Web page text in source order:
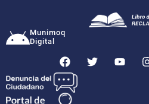
Munimoq
Digital